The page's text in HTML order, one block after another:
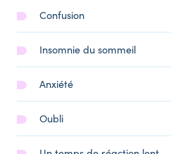
Confusion
Insomnie du sommeil
Anxiété
Oubli